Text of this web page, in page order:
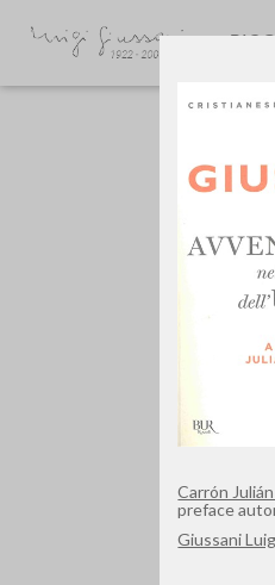
Carrón Julián
preface
Giussani